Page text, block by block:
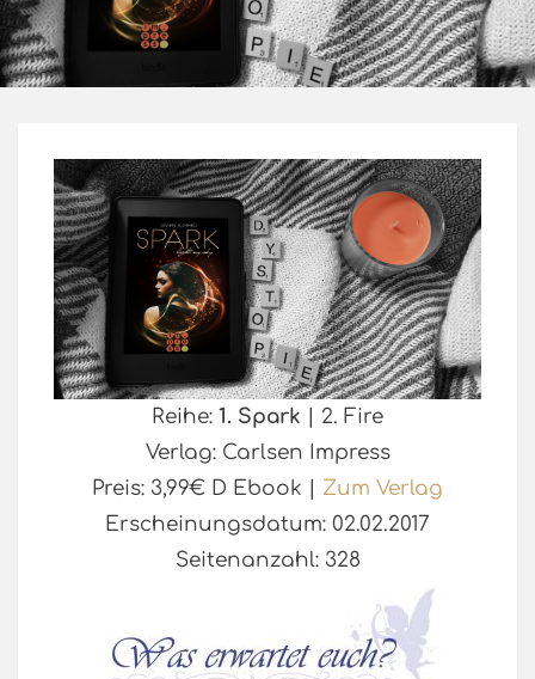
Reihe: 1. Spark | 2. Fire
Verlag: Carlsen Impress
Preis: 3,99€ D Ebook | Zum Verlag
Erscheinungsdatum: 02.02.2017
Seitenanzahl: 328